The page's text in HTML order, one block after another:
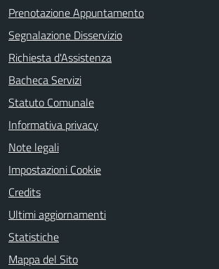
Prenotazione Appuntamento
Segnalazione Disservizio
Richiesta d'Assistenza
Bacheca Servizi
Statuto Comunale
Informativa privacy
Note legali
Impostazioni Cookie
Credits
Ultimi aggiornamenti
Statistiche
Mappa del Sito